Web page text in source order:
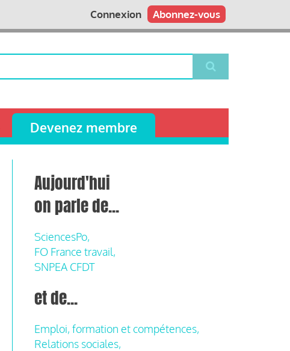
Abonnez-vous
Connexion
Devenez membre
Aujourd'hui
on parle de...
SciencesPo,
FO France travail,
SNPEA CFDT
et de...
Emploi, formation et compétences,
Relations sociales,